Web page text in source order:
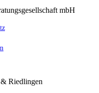
mbH
Riedlingen